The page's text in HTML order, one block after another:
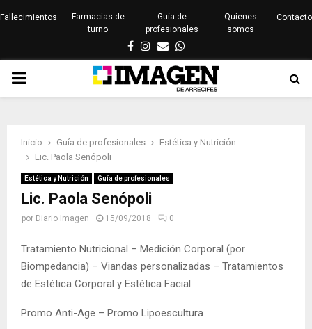
Fallecimientos
Farmacias de
turno
Guía de
profesionales
Quienes
somos
Contacto
Facebook
Instagram
EmailWhatsapp
PRIMARY
Inicio Guía de profesionales
Estética y Nutrición
Lic. Paola Senópoli
Estética y Nutrición Guía de profesionales
Lic. Paola Senópoli
por Diario Imagen 15/09/2018 0
Tratamiento Nutricional – Medición Corporal (por
Biompedancia) – Viandas personalizadas – Tratamientos
de Estética Corporal y Estética Facial
Promo Anti-Age – Promo Lipoescultura